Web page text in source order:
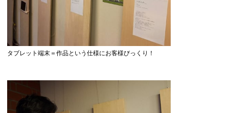
タブレット端末＝作品という仕様にお客様びっくり！